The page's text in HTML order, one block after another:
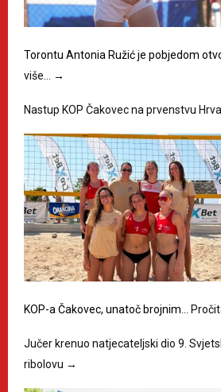
Torontu Antonia Ružić je pobjedom
više…
→
Nastup KOP Čakovec na prvenstvu
KOP-a Čakovec, unatoč brojnim…
Jučer krenuo natjecateljski dio 9.
ribolovu →